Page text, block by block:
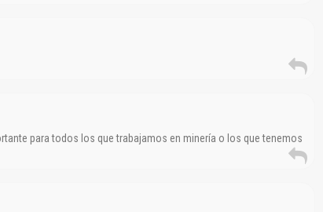
para todos los que trabajamos en minería o los que tenemos